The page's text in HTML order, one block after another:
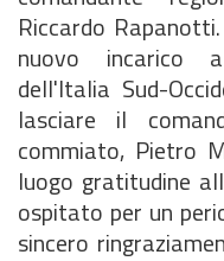
Riccardo
nuovo incarico
dell'Italia Sud-
lasciare il
commiato, Pietro
luogo gratitudine
ospitato per un
sincero